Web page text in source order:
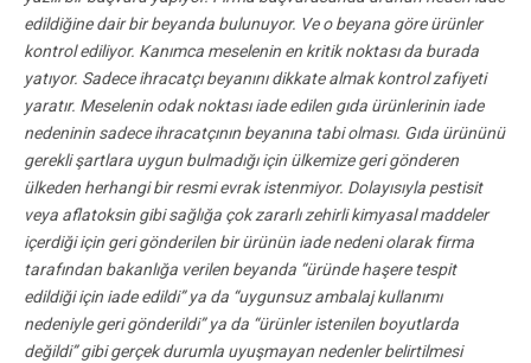
edildiğine dair bir beyanda bulunuyor. Ve o beyana göre ürünler
kontrol ediliyor. Kanımca meselenin en kritik noktası da burada
yatıyor. Sadece ihracatçı beyanını dikkate almak kontrol zafiyeti
yaratır. Meselenin odak noktası iade edilen gıda ürünlerinin iade
nedeninin sadece ihracatçının beyanına tabi olması. Gıda ürününü
gerekli şartlara uygun bulmadığı için ülkemize geri gönderen
ülkeden herhangi bir resmi evrak istenmiyor. Dolayısıyla pestisit
veya aflatoksin gibi sağlığa çok zararlı zehirli kimyasal maddeler
içerdiği için geri gönderilen bir ürünün iade nedeni olarak firma
tarafından bakanlığa verilen beyanda “üründe haşere tespit
edildiği için iade edildi” ya da “uygunsuz ambalaj kullanımı
nedeniyle geri gönderildi” ya da “ürünler istenilen boyutlarda
değildi” gibi gerçek durumla uyuşmayan nedenler belirtilmesi